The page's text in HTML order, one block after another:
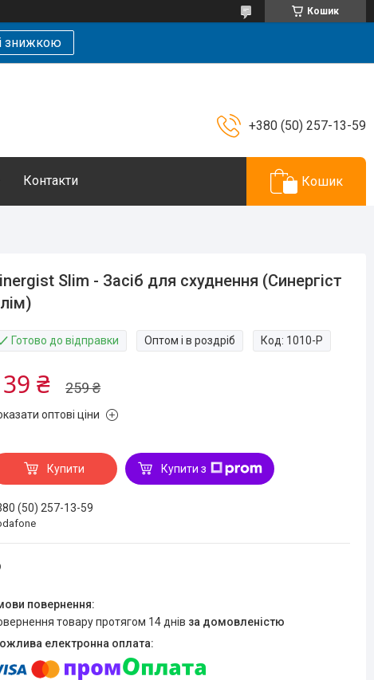
Кошик
знижкою
+380 (50) 257-13-59
Контакти Кошик
Slim - Засіб для схуднення (Синергіст
Готово до відправки Оптом і в роздріб Код: 1010-P
259 ₴
₴
оптові ціни
Купити Купити з
(50) 257-13-59
товару протягом 14 днів за домовленістю